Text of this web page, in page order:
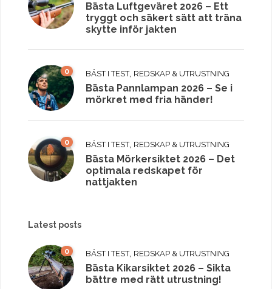
Bästa Luftgeväret 2026 – Ett
tryggt och säkert sätt att träna
skytte inför jakten
0 BÄST I TEST, REDSKAP & UTRUSTNING
Bästa Pannlampan 2026 – Se i
mörkret med fria händer!
0 BÄST I TEST, REDSKAP & UTRUSTNING
Bästa Mörkersiktet 2026 – Det
optimala redskapet för
nattjakten
Latest posts
0 BÄST I TEST, REDSKAP & UTRUSTNING
Bästa Kikarsiktet 2026 – Sikta
bättre med rätt utrustning!